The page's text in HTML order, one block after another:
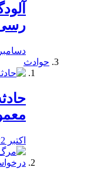
دسامبر 24, 2019
حوادث
اکتبر 22, 2019